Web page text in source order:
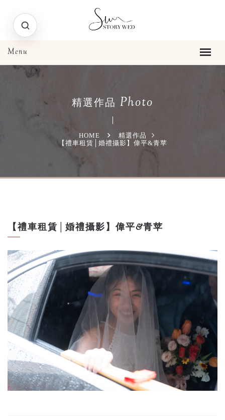
精選作品 Photo
HOME
精選作品
【禮車租賃│婚禮攝影】偉平&青苹
【禮車租賃│婚禮攝影】偉平&青苹